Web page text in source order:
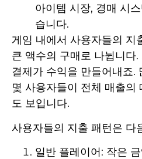
아이템 시장, 경매 시
습니다.
게임 내에서 사용자들의 지
큰 액수의 구매로 나뉩니다
결제가 수익을 만들어내죠.
몇 사용자들이 전체 매출의
도 보입니다.
사용자들의 지출 패턴은 다
일반 플레이어: 작은